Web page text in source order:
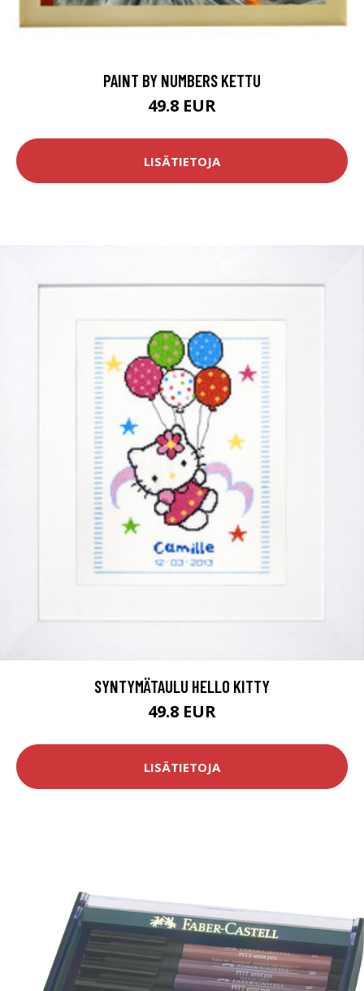
PAINT BY NUMBERS KETTU
49.8 EUR
LISÄTIETOJA
SYNTYMÄTAULU HELLO KITTY
49.8 EUR
LISÄTIETOJA